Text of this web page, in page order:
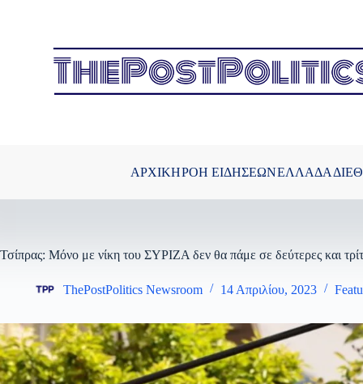
ΑΡΧΙΚΗΡΟΗ ΕΙΔΗΣΕΩΝΕΛΛΑΔΑ
Τσίπρας: Μόνο με νίκη του ΣΥΡΙΖΑ δεν θα πάμε σε δεύτερες και
ThePostPolitics Newsroom 14 Απριλίου, 2023